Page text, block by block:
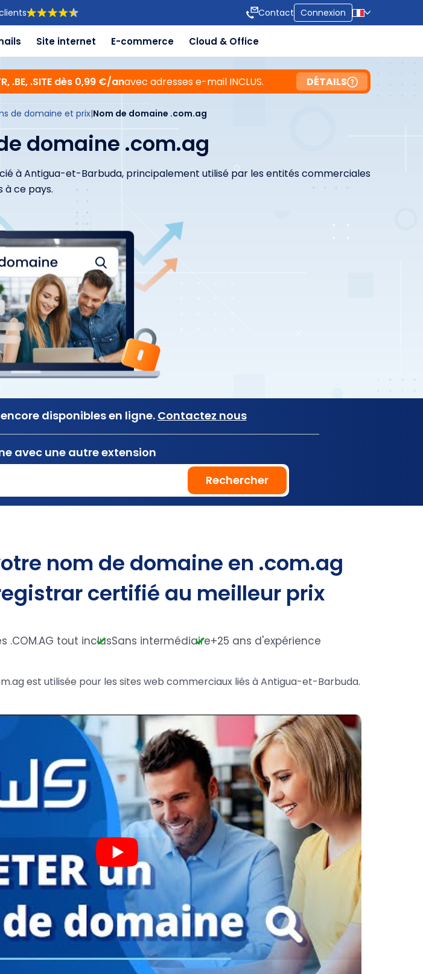
Contact Connexion
Site internet E-commerce Cloud & Office
.BE, .SITE dès 0,99 €/anavec adresses e-mail INCLUS. DÉTAILS
de domaine et prix|Nom de domaine .com.ag
domaine .com.ag
à Antigua-et-Barbuda, principalement utilisé par les entités commerciales
à ce pays.
disponibles en ligne. Contactez nous
avec une autre extension
Rechercher
nom de domaine en .com.ag
certifié au meilleur prix
.COM.AG tout inclusSans intermédiaire+25 ans d'expérience
est utilisée pour les sites web commerciaux liés à Antigua-et-Barbuda.